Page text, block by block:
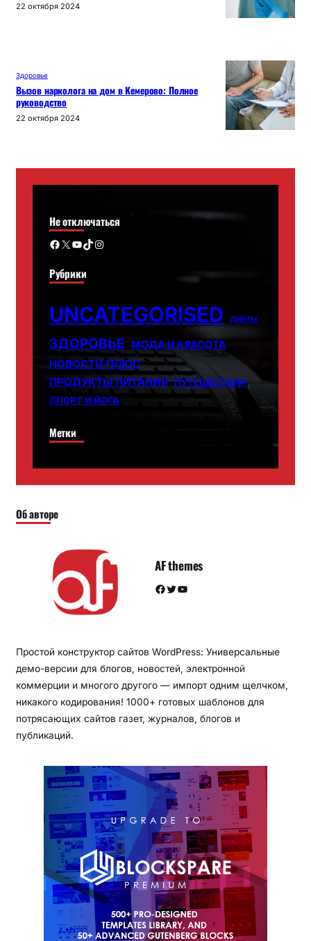
22 октября 2024
Здоровье
Вызов нарколога на дом в Кемерово: Полное
руководство
22 октября 2024
Не отключаться
Facebook X YouTube TikTok Instagram
Рубрики
UNCATEGORISED ДИЕТЫ
ЗДОРОВЬЕ МОДА И КРАСОТА
НОВОСТИ ПЛЮС
ПРОДУКТЫ ПИТАНИЯ ПУТЕШЕСТВИЯ
СПОРТ И ЙОГА
Метки
Об авторе
AF themes
Facebook Twitter YouTube
Простой конструктор сайтов WordPress: Универсальные
демо-версии для блогов, новостей, электронной
коммерции и многого другого — импорт одним щелчком,
никакого кодирования! 1000+ готовых шаблонов для
потрясающих сайтов газет, журналов, блогов и
публикаций.